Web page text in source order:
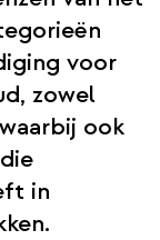
voor
zowel
ook
in